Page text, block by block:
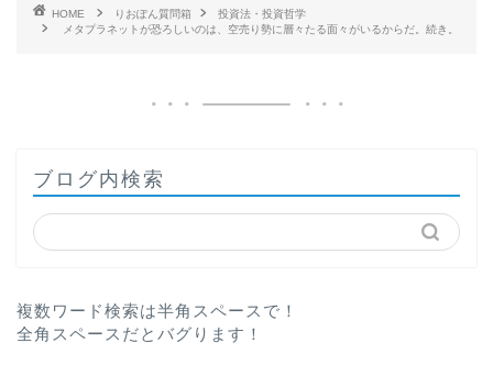
HOME りおぽん質問箱
投資法・投資哲学
メタプラネットが恐ろしいのは、空売り勢に層々たる面々がいるからだ。続き。
ブログ内検索
複数ワード検索は半角スペースで！
全角スペースだとバグります！